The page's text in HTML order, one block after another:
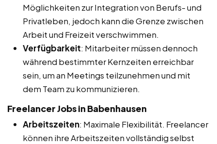
Möglichkeiten zur Integration von Berufs- und
Privatleben, jedoch kann die Grenze zwischen
Arbeit und Freizeit verschwimmen.
Verfügbarkeit: Mitarbeiter müssen dennoch
während bestimmter Kernzeiten erreichbar
sein, um an Meetings teilzunehmen und mit
dem Team zu kommunizieren.
Freelancer Jobs in Babenhausen
Arbeitszeiten: Maximale Flexibilität. Freelancer
können ihre Arbeitszeiten vollständig selbst